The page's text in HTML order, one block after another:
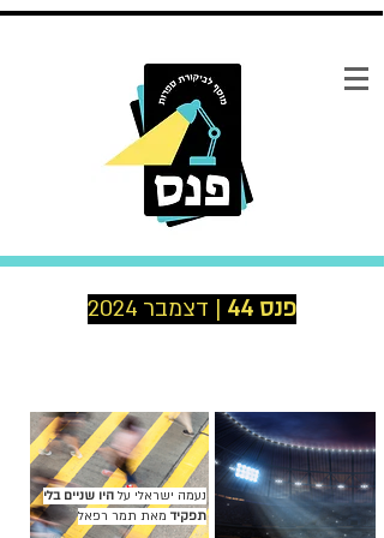
פנס 44 | דצמבר 2024
נעמה ישראלי על היו שניים בלי
תפקיד מאת תמר רפאל